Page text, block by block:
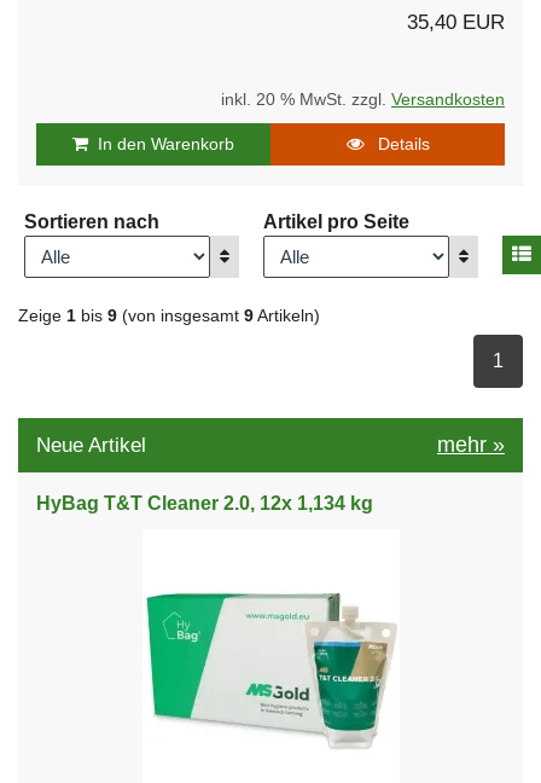
35,40 EUR
inkl. 20 % MwSt. zzgl. Versandkosten
In den Warenkorb Details
Sortieren nach
Anzeigen
Artikel pro Seite
Anzeigen
Zeige 1 bis 9 (von insgesamt 9 Artikeln)
1
Neue Artikel mehr »
HyBag T&T Cleaner 2.0, 12x 1,134 kg